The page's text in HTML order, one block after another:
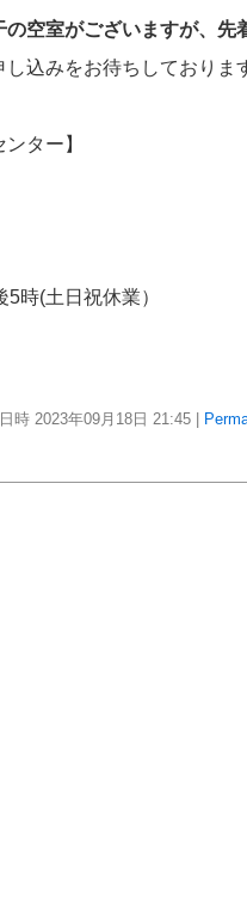
の空室がございますが、先
込みをお待ちしておりま
ター】
時(土日祝休業）
時 2023年09月18日 21:45